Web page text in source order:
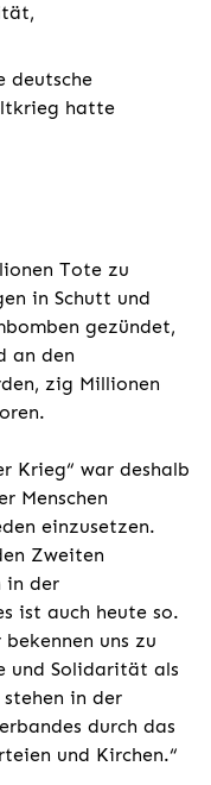
deutsche
hatte
Tote zu
in Schutt und
gezündet,
an den
zig Millionen
Krieg“ war deshalb
Menschen
einzusetzen.
Zweiten
in der
ist auch heute so.
uns zu
und Solidarität als
stehen in der
durch das
und Kirchen.“